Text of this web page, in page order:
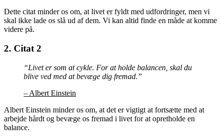
Dette citat minder os om, at livet er fyldt med udfordringer, men vi
skal ikke lade os slå ud af dem. Vi kan altid finde en måde at komme
videre på.
2. Citat 2
“Livet er som at cykle. For at holde balancen, skal du
blive ved med at bevæge dig fremad.”
– Albert Einstein
Albert Einstein minder os om, at det er vigtigt at fortsætte med at
arbejde hårdt og bevæge os fremad i livet for at opretholde en
balance.